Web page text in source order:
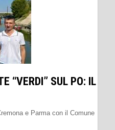
“VERDI” SUL PO: IL
e Parma con il Comune